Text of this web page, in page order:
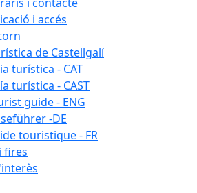
i accés
de Castellgalí
turística - CAT
turística - CAST
guide - ENG
-DE
touristique - FR
fires